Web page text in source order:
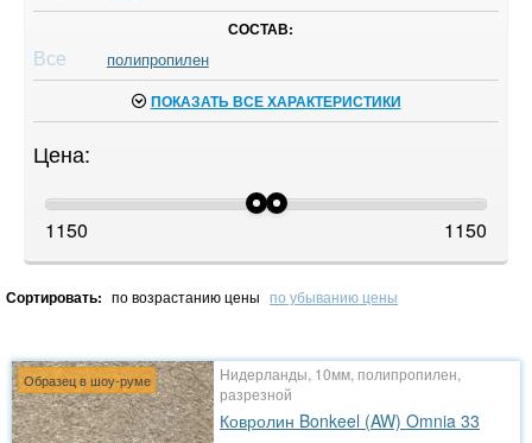
СОСТАВ:
Все полипропилен
ПОКАЗАТЬ ВСЕ ХАРАКТЕРИСТИКИ
Цена:
1150 1150
Сортировать: по возрастанию цены по убыванию цены
Образец в шоу-руме
Нидерланды, 10мм, полипропилен,
разрезной
Ковролин Bonkeel (AW) Omnia 33